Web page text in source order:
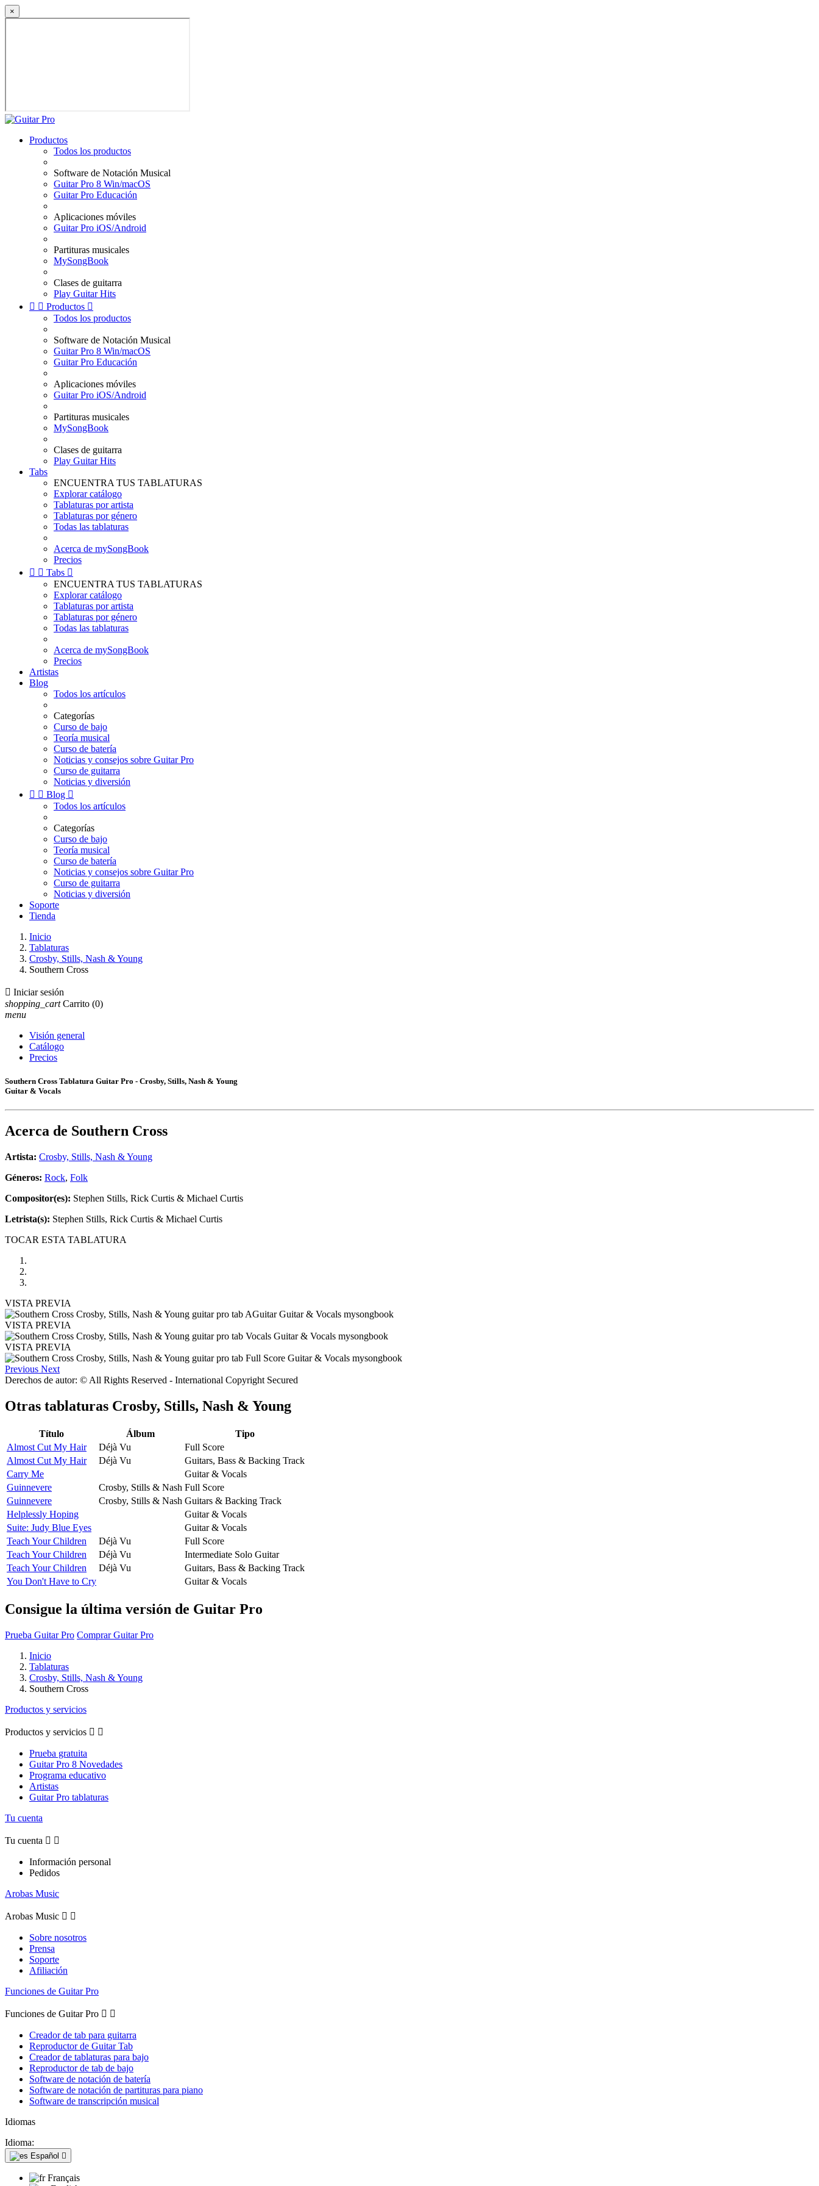
×
Productos
Todos los productos
Software de Notación Musical
Guitar Pro 8 Win/macOS
Guitar Pro Educación
Aplicaciones móviles
Guitar Pro iOS/Android
Partituras musicales
MySongBook
Clases de guitarra
Play Guitar Hits
  Productos 
Todos los productos
Software de Notación Musical
Guitar Pro 8 Win/macOS
Guitar Pro Educación
Aplicaciones móviles
Guitar Pro iOS/Android
Partituras musicales
MySongBook
Clases de guitarra
Play Guitar Hits
Tabs
ENCUENTRA TUS TABLATURAS
Explorar catálogo
Tablaturas por artista
Tablaturas por género
Todas las tablaturas
Acerca de mySongBook
Precios
  Tabs 
ENCUENTRA TUS TABLATURAS
Explorar catálogo
Tablaturas por artista
Tablaturas por género
Todas las tablaturas
Acerca de mySongBook
Precios
Artistas
Blog
Todos los artículos
Categorías
Curso de bajo
Teoría musical
Curso de batería
Noticias y consejos sobre Guitar Pro
Curso de guitarra
Noticias y diversión
  Blog 
Todos los artículos
Categorías
Curso de bajo
Teoría musical
Curso de batería
Noticias y consejos sobre Guitar Pro
Curso de guitarra
Noticias y diversión
Soporte
Tienda
Inicio
Tablaturas
Crosby, Stills, Nash & Young
Southern Cross
 Iniciar sesión
shopping_cart Carrito (0)
menu
Visión general
Catálogo
Precios
Southern Cross Tablatura Guitar Pro - Crosby, Stills, Nash & Young
Guitar & Vocals
Acerca de Southern Cross
Artista: Crosby, Stills, Nash & Young
Géneros: Rock, Folk
Compositor(es): Stephen Stills, Rick Curtis & Michael Curtis
Letrista(s): Stephen Stills, Rick Curtis & Michael Curtis
TOCAR ESTA TABLATURA
VISTA PREVIA
VISTA PREVIA
VISTA PREVIA
Previous Next
Derechos de autor: © All Rights Reserved - International Copyright Secured
Otras tablaturas Crosby, Stills, Nash & Young
Título Álbum
Tipo
Almost Cut My Hair
Déjà Vu
Full Score
Almost Cut My Hair
Déjà Vu
Guitars, Bass & Backing Track
Carry Me
Guitar & Vocals
Guinnevere
Crosby, Stills & Nash Full Score
Guinnevere
Crosby, Stills & Nash Guitars & Backing Track
Helplessly Hoping
Guitar & Vocals
Suite: Judy Blue Eyes
Guitar & Vocals
Teach Your Children
Déjà Vu
Full Score
Teach Your Children
Déjà Vu
Intermediate Solo Guitar
Teach Your Children
Déjà Vu
Guitars, Bass & Backing Track
You Don't Have to Cry
Guitar & Vocals
Consigue la última versión de Guitar Pro
Prueba Guitar Pro Comprar Guitar Pro
Inicio
Tablaturas
Crosby, Stills, Nash & Young
Southern Cross
Productos y servicios
Productos y servicios  
Prueba gratuita
Guitar Pro 8 Novedades
Programa educativo
Artistas
Guitar Pro tablaturas
Tu cuenta
Tu cuenta  
Información personal
Pedidos
Arobas Music
Arobas Music  
Sobre nosotros
Prensa
Soporte
Afiliación
Funciones de Guitar Pro
Funciones de Guitar Pro  
Creador de tab para guitarra
Reproductor de Guitar Tab
Creador de tablaturas para bajo
Reproductor de tab de bajo
Software de notación de batería
Software de notación de partituras para piano
Software de transcripción musical
Idiomas
Idioma:
Español 
Français